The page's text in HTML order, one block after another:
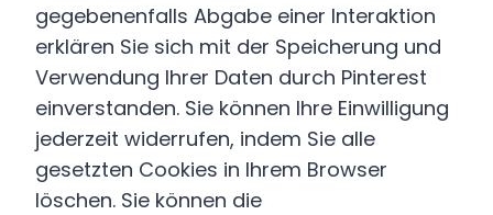
gegebenenfalls Abgabe einer Interaktion
erklären Sie sich mit der Speicherung und
Verwendung Ihrer Daten durch Pinterest
einverstanden. Sie können Ihre Einwilligung
jederzeit widerrufen, indem Sie alle
gesetzten Cookies in Ihrem Browser
löschen. Sie können die